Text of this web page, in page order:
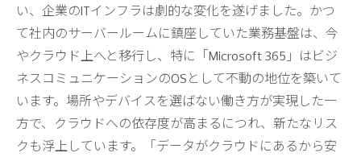
い、企業のITインフラは劇的な変化を遂げました。かつ
て社内のサーバールームに鎮座していた業務基盤は、今
やクラウド上へと移行し、特に「Microsoft 365」はビジ
ネスコミュニケーションのOSとして不動の地位を築いて
います。場所やデバイスを選ばない働き方が実現した一
方で、クラウドへの依存度が高まるにつれ、新たなリス
クも浮上しています。「データがクラウドにあるから安